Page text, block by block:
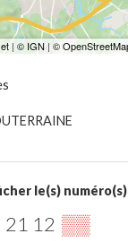
le(s) numéro(s)
21 12 ▒▒